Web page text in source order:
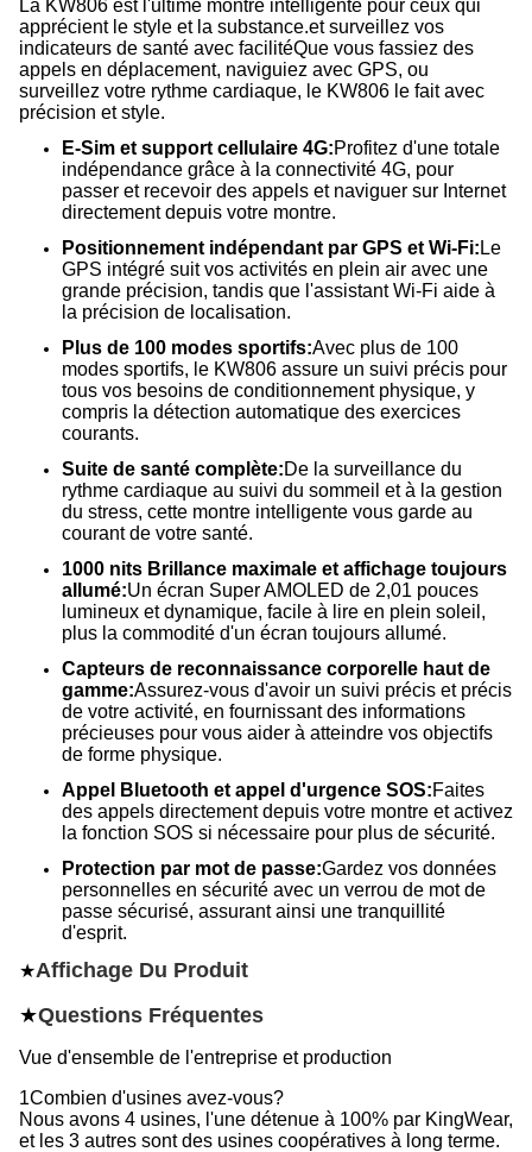
La KW806 est l'ultime montre intelligente pour ceux qui
apprécient le style et la substance.et surveillez vos
indicateurs de santé avec facilitéQue vous fassiez des
appels en déplacement, naviguiez avec GPS, ou
surveillez votre rythme cardiaque, le KW806 le fait avec
précision et style.
E-Sim et support cellulaire 4G:Profitez d'une totale
indépendance grâce à la connectivité 4G, pour
passer et recevoir des appels et naviguer sur Internet
directement depuis votre montre.
Positionnement indépendant par GPS et Wi-Fi: Le
GPS intégré suit vos activités en plein air avec une
grande précision, tandis que l'assistant Wi-Fi aide à
la précision de localisation.
Plus de 100 modes sportifs:Avec plus de 100
modes sportifs, le KW806 assure un suivi précis pour
tous vos besoins de conditionnement physique, y
compris la détection automatique des exercices
courants.
Suite de santé complète:De la surveillance du
rythme cardiaque au suivi du sommeil et à la gestion
du stress, cette montre intelligente vous garde au
courant de votre santé.
1000 nits Brillance maximale et affichage toujours
allumé:Un écran Super AMOLED de 2,01 pouces
lumineux et dynamique, facile à lire en plein soleil,
plus la commodité d'un écran toujours allumé.
Capteurs de reconnaissance corporelle haut de
gamme:Assurez-vous d'avoir un suivi précis et précis
de votre activité, en fournissant des informations
précieuses pour vous aider à atteindre vos objectifs
de forme physique.
Appel Bluetooth et appel d'urgence SOS:Faites
des appels directement depuis votre montre et activez
la fonction SOS si nécessaire pour plus de sécurité.
Protection par mot de passe:Gardez vos données
personnelles en sécurité avec un verrou de mot de
passe sécurisé, assurant ainsi une tranquillité
d'esprit.
★Affichage Du Produit
★Questions Fréquentes
Vue d'ensemble de l'entreprise et production
1Combien d'usines avez-vous?
Nous avons 4 usines, l'une détenue à 100% par KingWear,
et les 3 autres sont des usines coopératives à long terme.